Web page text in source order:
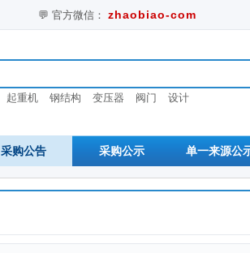
💬 官方微信： zhaobiao-com
起重机 钢结构 变压器 阀门 设计
采购公告 采购公示 单一来源公